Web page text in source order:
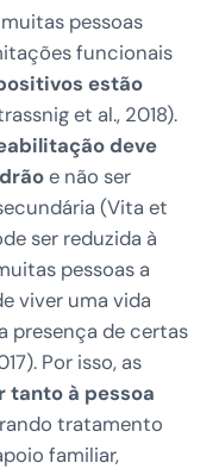
muitas pessoas
funcionais
estão
et al., 2018).
deve
e não ser
(Vita et
ser reduzida à
pessoas a
viver uma vida
presença de certas
Por isso, as
tanto à pessoa
tratamento
familiar,